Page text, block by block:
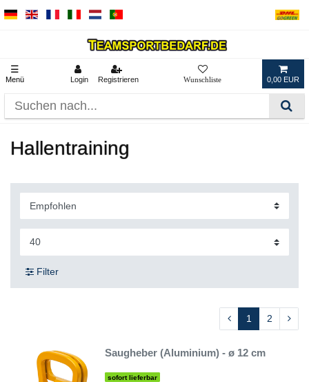
☰
Menü Login Registrieren 0,00 EUR
Hallentraining
Filter
1 2
Saugheber (Aluminium) - ø 12 cm
sofort lieferbar